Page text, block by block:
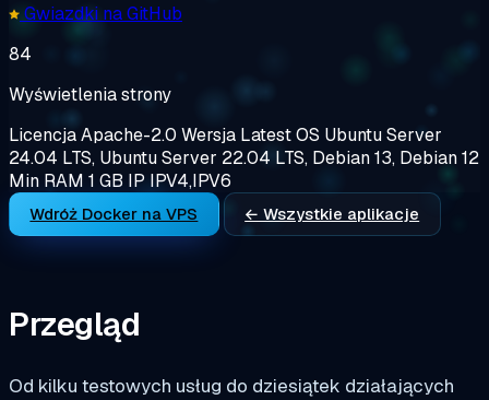
Gwiazdki na GitHub
84
Wyświetlenia strony
LicencjaApache-2.0 Wersja LatestOS Ubuntu Server
24.04 LTS, Ubuntu Server 22.04 LTS, Debian 13, Debian 12
Min RAM 1 GB IP IPV4,IPV6
Wdróż Docker na VPS ← Wszystkie aplikacje
Przegląd
Od kilku testowych usług do dziesiątek działających